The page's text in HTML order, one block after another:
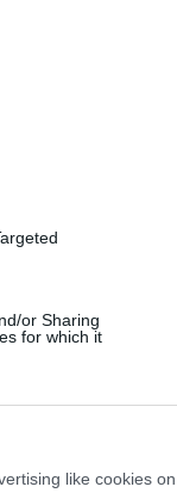
or Sharing
for which it
like cookies on
A
mellett.
százalékra
továbbra is
új
kezdik.